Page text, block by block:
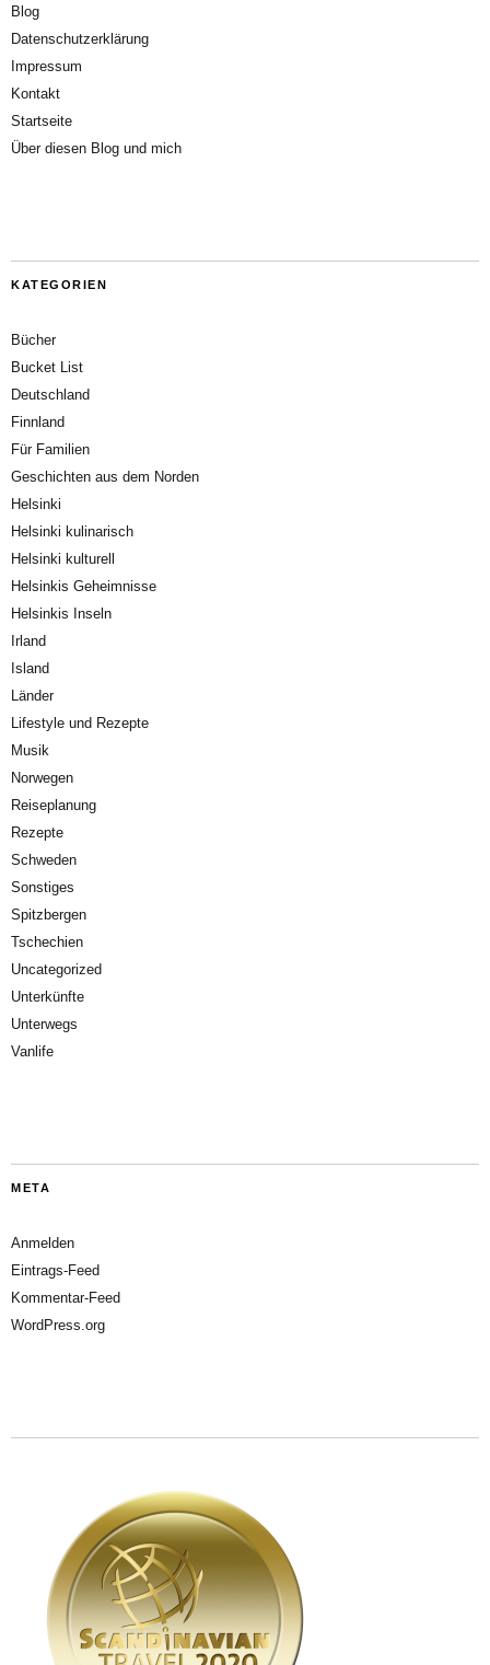
Blog
Datenschutzerklärung
Impressum
Kontakt
Startseite
Über diesen Blog und mich
KATEGORIEN
Bücher
Bucket List
Deutschland
Finnland
Für Familien
Geschichten aus dem Norden
Helsinki
Helsinki kulinarisch
Helsinki kulturell
Helsinkis Geheimnisse
Helsinkis Inseln
Irland
Island
Länder
Lifestyle und Rezepte
Musik
Norwegen
Reiseplanung
Rezepte
Schweden
Sonstiges
Spitzbergen
Tschechien
Uncategorized
Unterkünfte
Unterwegs
Vanlife
META
Anmelden
Eintrags-Feed
Kommentar-Feed
WordPress.org